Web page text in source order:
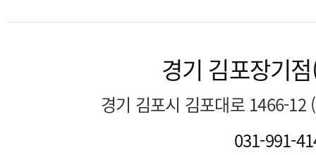
경기 김포장기
경기 김포시 김포대로 1466-
031-991-